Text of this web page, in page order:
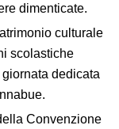
dimenticate.
culturale
scolastiche
dedicata
Convenzione